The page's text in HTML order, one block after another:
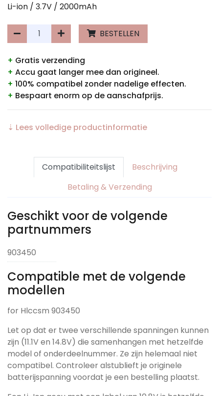
Li-ion / 3.7V / 2000mAh
BESTELLEN
+ Gratis verzending
+ Accu gaat langer mee dan origineel.
+ 100% compatibel zonder nadelige effecten.
+ Bespaart enorm op de aanschafprijs.
⇣ Lees volledige productinformatie
Compatibiliteitslijst
Beschrijving
Betaling & Verzending
Geschikt voor de volgende
partnummers
903450
Compatible met de volgende
modellen
for Hlccsm 903450
Let op dat er twee verschillende spanningen kunnen
zijn (11.1V en 14.8V) die samenhangen met hetzelfde
model of onderdeelnummer. Ze zijn helemaal niet
compatibel. Controleer alstublieft je originele
batterijspanning voordat je een bestelling plaatst.